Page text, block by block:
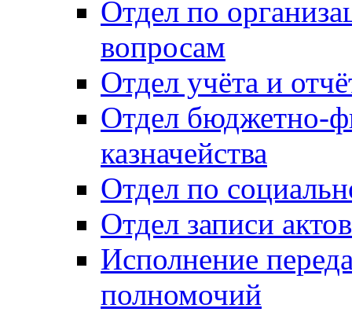
Отдел по
вопросам
Отдел учёта и
Отдел бюджетно-
казначейства
Отдел по
Отдел записи
Исполнение
полномочий